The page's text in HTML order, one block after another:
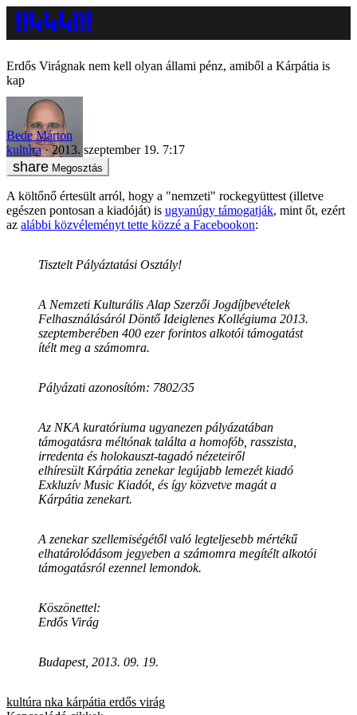
Erdős Virágnak nem kell olyan állami pénz, amiből a Kárpátia is
kap
Bede Márton
kultúra
2013. szeptember 19. 7:17
Megosztás
A költőnő értesült arról, hogy a "nemzeti" rockegyüttest (illetve
egészen pontosan a kiadóját) is ugyanúgy támogatják, mint őt, ezért
az alábbi közvéleményt tette közzé a Facebookon:
Tisztelt Pályáztatási Osztály!
A Nemzeti Kulturális Alap Szerzői Jogdíjbevételek
Felhasználásáról Döntő Ideiglenes Kollégiuma 2013.
szeptemberében 400 ezer forintos alkotói támogatást
ítélt meg a számomra.
Pályázati azonosítóm: 7802/35
Az NKA kuratóriuma ugyanezen pályázatában
támogatásra méltónak találta a homofób, rasszista,
irredenta és holokauszt-tagadó nézeteiről
elhíresült Kárpátia zenekar legújabb lemezét kiadó
Exkluzív Music Kiadót, és így közvetve magát a
Kárpátia zenekart.
A zenekar szellemiségétől való legteljesebb mértékű
elhatárolódásom jegyeben a számomra megítélt alkotói
támogatásról ezennel lemondok.
Köszönettel:
Erdős Virág
Budapest, 2013. 09. 19.
kultúra nka kárpátia erdős virág